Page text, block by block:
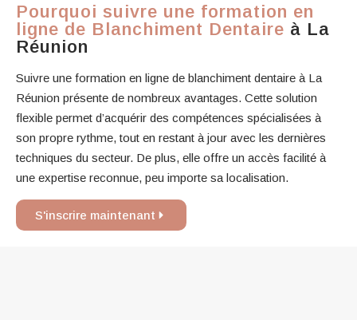
Pourquoi suivre une formation en
ligne de Blanchiment Dentaire à La
Réunion
Suivre une formation en ligne de blanchiment dentaire à La
Réunion présente de nombreux avantages. Cette solution
flexible permet d’acquérir des compétences spécialisées à
son propre rythme, tout en restant à jour avec les dernières
techniques du secteur. De plus, elle offre un accès facilité à
une expertise reconnue, peu importe sa localisation.
S'inscrire maintenant